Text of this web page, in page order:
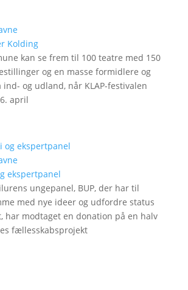
Kolding
kan se frem til 100 teatre med 150
og en masse formidlere og
og udland, når KLAP-festivalen
april
ekspertpanel
ungepanel, BUP, der har til
med nye ideer og udfordre status
har modtaget en donation på en halv
fællesskabsprojekt